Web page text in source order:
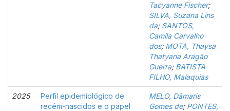
Tacyanne Fischer;
SILVA, Suzana Lins
da; SANTOS,
Camila Carvalho
dos; MOTA, Thaysa
Thatyana Aragão
Guerra; BATISTA
FILHO, Malaquias
2025
Perfil epidemiológico de
recém-nascidos e o papel
MELO, Dâmaris
Gomes de; PONTES,